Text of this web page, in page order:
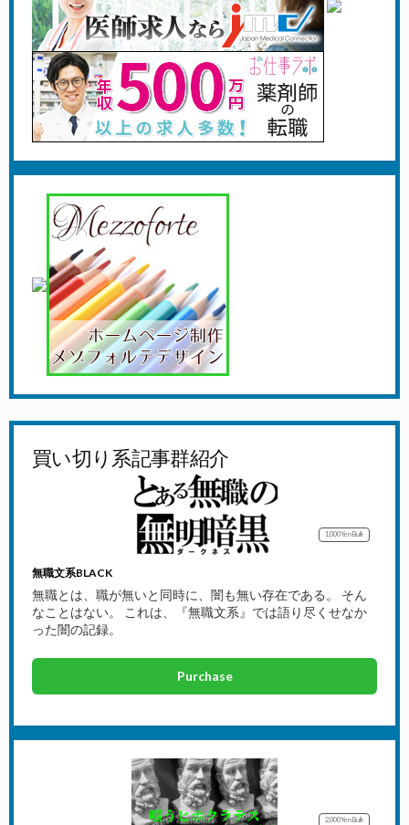
買い切り系記事群紹介
1,000YenBulk
無職文系BLACK
無職とは、職が無いと同時に、闇も無い存在である。 そん
なことはない。 これは、『無職文系』では語り尽くせなか
った闇の記録。
Purchase
2,000YenBulk